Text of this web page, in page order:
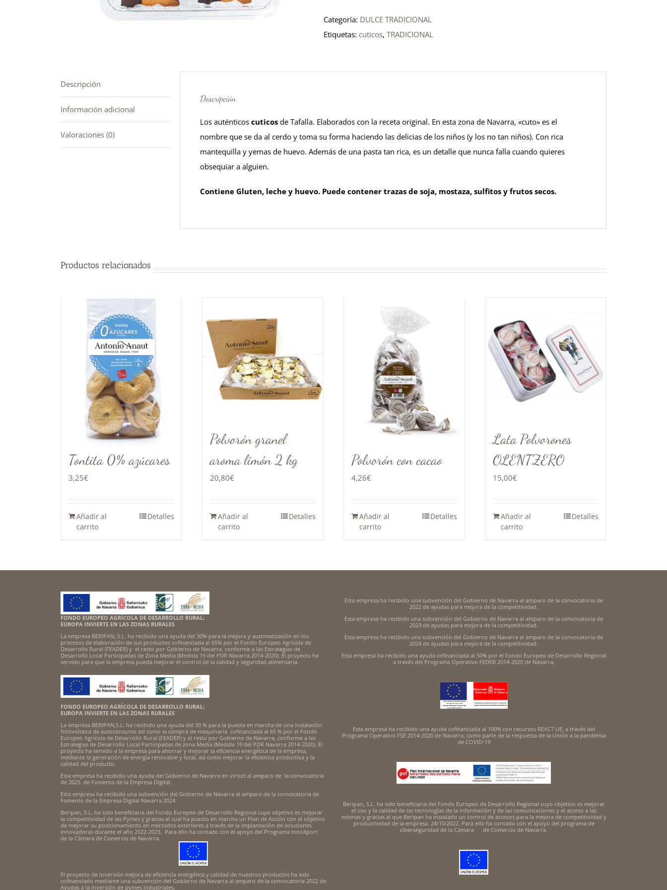
cantidad
Categoría: DULCE TRADICIONAL
Etiquetas: cuticos, TRADICIONAL
Descripción
Información adicional
Valoraciones (0)
Descripción
Los auténticos cuticos de Tafalla. Elaborados con la receta original. En esta zona de Navarra, «cuto» es el
nombre que se da al cerdo y toma su forma haciendo las delicias de los niños (y los no tan niños). Con rica
mantequilla y yemas de huevo. Además de una pasta tan rica, es un detalle que nunca falla cuando quieres
obsequiar a alguien.
Contiene Gluten, leche y huevo. Puede contener trazas de soja, mostaza, sulfitos y frutos secos.
Productos relacionados
Tontita 0% azúcares
3,25€
Añadir al
carrito
Detalles
Polvorón granel
aroma limón 2 kg
20,80€
Añadir al
carrito
Detalles
Polvorón con cacao
4,26€
Añadir al
carrito
Detalles
Lata Polvorones
OLENTZERO
15,00€
Añadir al
carrito
Detalles
FONDO EUROPEO AGRÍCOLA DE DESARROLLO RURAL:
EUROPA INVIERTE EN LAS ZONAS RURALES
La empresa BERIPAN, S.L. ha recibido una ayuda del 30% para la mejora y automatización en los
procesos de elaboración de sus productos cofinanciada al 65% por el Fondo Europeo Agrícola de
Desarrollo Rural (FEADER) y el resto por Gobierno de Navarra, conforme a las Estrategias de
Desarrollo Local Participadas de Zona Media (Medida 19 del PDR Navarra 2014-2020). El proyecto ha
servido para que la empresa pueda mejorar el control de la calidad y seguridad alimentaria.
FONDO EUROPEO AGRÍCOLA DE DESARROLLO RURAL:
EUROPA INVIERTE EN LAS ZONAS RURALES
La empresa BERIPAN,S.L. ha recibido una ayuda del 30 % para la puesta en marcha de una instalación
fotovoltaica de autoconsumo así como la compra de maquinaria cofinanciada al 65 % por el Fondo
Europeo Agrícola de Desarrollo Rural (FEADER) y el resto por Gobierno de Navarra, conforme a las
Estrategias de Desarrollo Local Participadas de zona Media (Medida 19 del PDR Navarra 2014-2020). El
proyecto ha servido a la empresa para ahorrar y mejorar la eficiencia energética de la empresa,
mediante la generación de energía renovable y local, así como mejorar la eficiencia productiva y la
calidad del producto.
Esta empresa ha recibido una ayuda del Gobierno de Navarra en virtud al amparo de la convocatoria
de 2025 de Fomento de la Empresa Digital.
Esta empresa ha recibido una subvención del Gobierno de Navarra al amparo de la convocatoria de
Fomento de la Empresa Digital Navarra 2024.
Beripan, S.L. ha sido beneficiaria del Fondo Europeo de Desarrollo Regional cuyo objetivo es mejorar
la competitividad de las Pymes y gracias al cual ha puesto en marcha un Plan de Acción con el objetivo
de mejorar su posicionamiento en mercados exteriores a través de la implantación de soluciones
innovadoras durante el año 2022-2023. Para ello ha contado con el apoyo del Programa InnoXport
de la Cámara de Comercio de Navarra.
El proyecto de inversión mejora de eficiencia energética y calidad de nuestros productos ha sido
cofinanciado mediante una subvención del Gobierno de Navarra al amparo de la convocatoria 2022 de
Ayudas a la inversión de pymes industriales.
Esta empresa ha recibido una subvención del Gobierno de Navarra al amparo de la convocatoria de
2022 de ayudas para mejora de la competitividad.
Esta empresa ha recibido una subvención del Gobierno de Navarra al amparo de la convocatoria de
2023 de ayudas para mejora de la competitividad.
Esta empresa ha recibido una subvención del Gobierno de Navarra al amparo de la convocatoria de
2024 de ayudas para mejora de la competitividad.
Esta empresa ha recibido una ayuda cofinanciada al 50% por el Fondo Europeo de Desarrollo Regional
a través del Programa Operativo FEDER 2014-2020 de Navarra.
Esta empresa ha recibido una ayuda cofinanciada al 100% con recursos REACT UE, a través del
Programa Operativo FSE 2014-2020 de Navarra, como parte de la respuesta de la Unión a la pandemia
de COVID-19
Beripan, S.L. ha sido beneficiaria del Fondo Europeo de Desarrollo Regional cuyo objetivo es mejorar
el uso y la calidad de las tecnologías de la información y de las comunicaciones y el acceso a las
mismas y gracias al que Beripan ha instalado un control de accesos para la mejora de competitividad y
productividad de la empresa. 24/10/2022. Para ello ha contado con el apoyo del programa de
ciberseguridad de la Cámara de Comercio de Navarra.